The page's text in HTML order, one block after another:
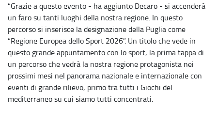
“Grazie a questo evento - ha aggiunto Decaro - si accenderà
un faro su tanti luoghi della nostra regione. In questo
percorso si inserisce la designazione della Puglia come
“Regione Europea dello Sport 2026”. Un titolo che vede in
questo grande appuntamento con lo sport, la prima tappa di
un percorso che vedrà la nostra regione protagonista nei
prossimi mesi nel panorama nazionale e internazionale con
eventi di grande rilievo, primo tra tutti i Giochi del
mediterraneo su cui siamo tutti concentrati.